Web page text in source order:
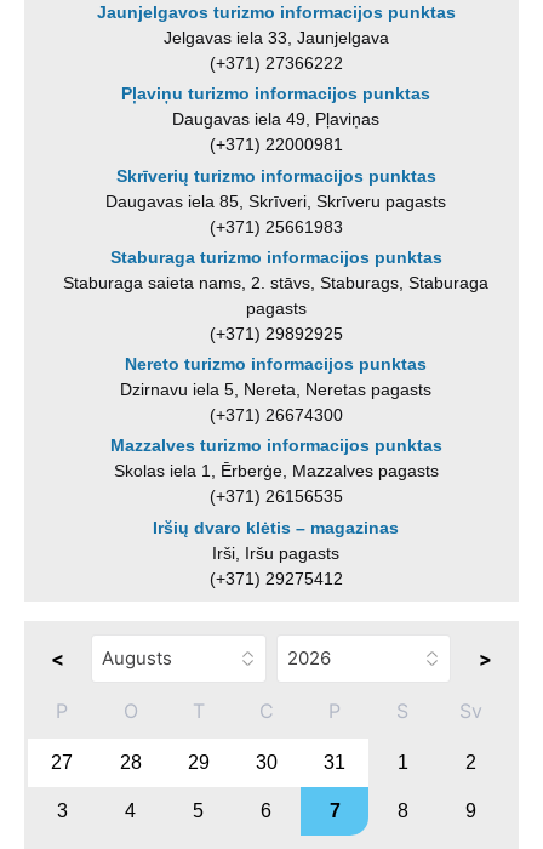
Jaunjelgavos turizmo informacijos punktas
Jelgavas iela 33, Jaunjelgava
(+371) 27366222
Pļaviņu turizmo informacijos punktas
Daugavas iela 49, Pļaviņas
(+371) 22000981
Skrīverių turizmo informacijos punktas
Daugavas iela 85, Skrīveri, Skrīveru pagasts
(+371) 25661983
Staburaga turizmo informacijos punktas
Staburaga saieta nams, 2. stāvs, Staburags, Staburaga
pagasts
(+371) 29892925
Nereto turizmo informacijos punktas
Dzirnavu iela 5, Nereta, Neretas pagasts
(+371) 26674300
Mazzalves turizmo informacijos punktas
Skolas iela 1, Ērberģe, Mazzalves pagasts
(+371) 26156535
Iršių dvaro klėtis – magazinas
Irši, Iršu pagasts
(+371) 29275412
< >
P O T C P S Sv
27 28 29 30 31 1 2
3 4 5 6 7 8 9